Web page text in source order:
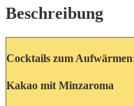
Beschreibung
Cocktails zum
Kakao mit Minzaroma